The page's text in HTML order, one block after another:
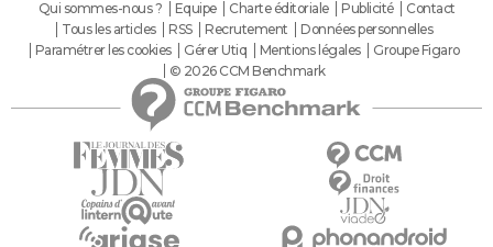
Qui sommes-nous ? Equipe Charte éditoriale Publicité
Contact
Tous les articles
RSS Recrutement
Données personnelles
Paramétrer les cookies
Gérer Utiq Mentions légales
Groupe Figaro
© 2026 CCM Benchmark